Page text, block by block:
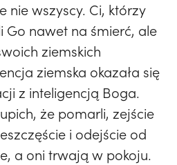
nie wszyscy. Ci, którzy
Go nawet na śmierć, ale
ziemskich
ziemska okazała się
z inteligencją Boga.
że pomarli, zejście
i odejście od
a oni trwają w pokoju.